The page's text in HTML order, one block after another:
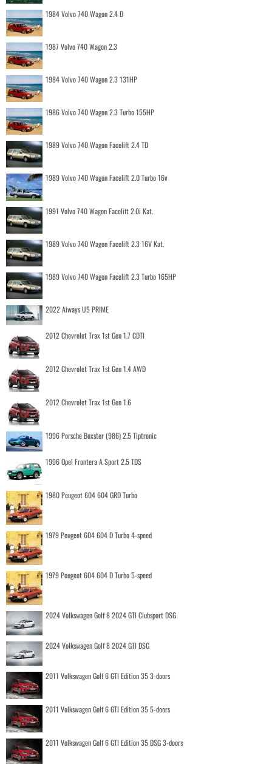
1984 Volvo 740 Wagon 2.4 D
1987 Volvo 740 Wagon 2.3
1984 Volvo 740 Wagon 2.3 131HP
1986 Volvo 740 Wagon 2.3 Turbo 155HP
1989 Volvo 740 Wagon Facelift 2.4 TD
1989 Volvo 740 Wagon Facelift 2.0 Turbo 16v
1991 Volvo 740 Wagon Facelift 2.0i Kat.
1989 Volvo 740 Wagon Facelift 2.3 16V Kat.
1989 Volvo 740 Wagon Facelift 2.3 Turbo 165HP
2022 Aiways U5 PRIME
2012 Chevrolet Trax 1st Gen 1.7 CDTI
2012 Chevrolet Trax 1st Gen 1.4 AWD
2012 Chevrolet Trax 1st Gen 1.6
1996 Porsche Boxster (986) 2.5 Tiptronic
1996 Opel Frontera A Sport 2.5 TDS
1980 Peugeot 604 604 GRD Turbo
1979 Peugeot 604 604 D Turbo 4-speed
1979 Peugeot 604 604 D Turbo 5-speed
2024 Volkswagen Golf 8 2024 GTI Clubsport DSG
2024 Volkswagen Golf 8 2024 GTI DSG
2011 Volkswagen Golf 6 GTI Edition 35 3-doors
2011 Volkswagen Golf 6 GTI Edition 35 5-doors
2011 Volkswagen Golf 6 GTI Edition 35 DSG 3-doors